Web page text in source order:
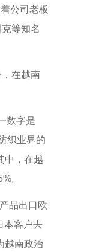
公司老板
等知名
在越南
数字是
织业界的
中，在越
。
品出口欧
本客户去
越南政治